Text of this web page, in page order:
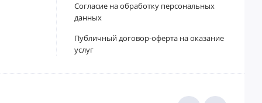
Согласие на обработку персональных
данных
Публичный договор-оферта на оказание
услуг